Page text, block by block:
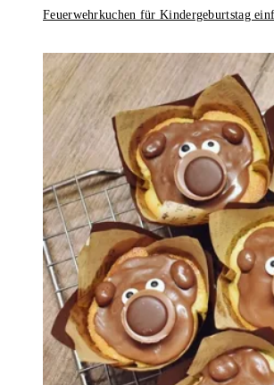
Feuerwehrkuchen für Kindergeburtstag